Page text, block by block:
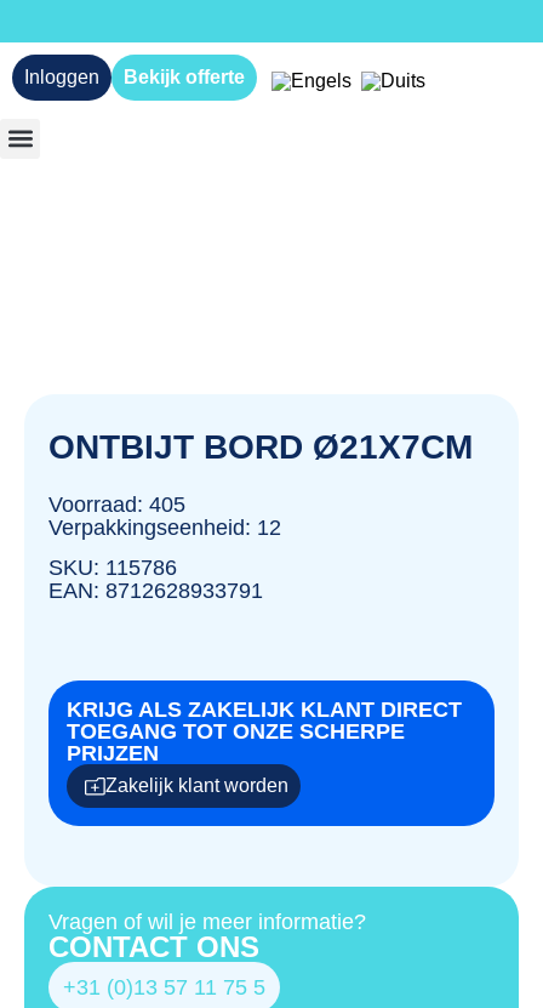
Inloggen Bekijk offerte
ONTBIJT BORD Ø21X7CM
Voorraad: 405
Verpakkingseenheid: 12
SKU: 115786
EAN: 8712628933791
KRIJG ALS ZAKELIJK KLANT DIRECT
TOEGANG TOT ONZE SCHERPE
PRIJZEN
Zakelijk klant worden
Vragen of wil je meer informatie?
CONTACT ONS
+31 (0)13 57 11 75 5